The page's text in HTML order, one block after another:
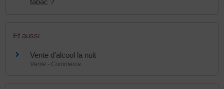
tabac ?
Et aussi
Vente d'alcool la nuit
Vente - Commerce